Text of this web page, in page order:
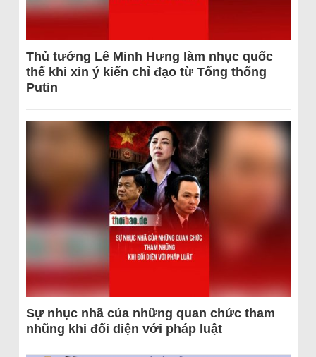
Thủ tướng Lê Minh Hưng làm nhục quốc
thể khi xin ý kiến chỉ đạo từ Tổng thống
Putin
Sự nhục nhã của những quan chức tham
nhũng khi đối diện với pháp luật